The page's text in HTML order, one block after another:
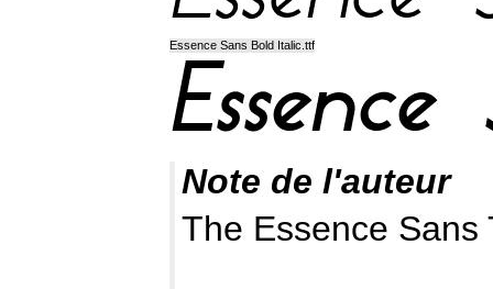
Essence Sans Bold Italic.ttf
Note de l'auteur
The Essence Sans